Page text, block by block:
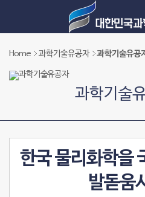
Home 과학기술유공자 과학기술유공
과학기술
한국 물리화학을
발돋움